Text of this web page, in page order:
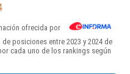
ofrecida por
posiciones entre 2023 y 2024 de
cada uno de los rankings según